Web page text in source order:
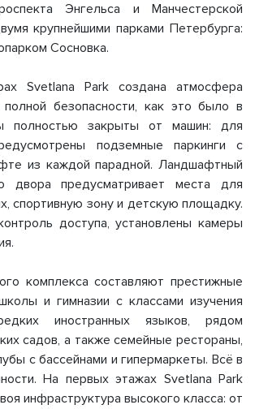
Энгельса и Манчестерской
крупнейшими парками Петербурга:
Сосновка.
Svetlana Park создана атмосфера
полной безопасности, как это было в
полностью закрыты от машин: для
подземные паркинги с
из каждой парадной. Ландшафтный
двора предусматривает места для
спортивную зону и детскую площадку.
доступа, установлены камеры
комплекса составляют престижные
и гимназии с классами изучения
иностранных языков, рядом
садов, а также семейные рестораны,
с бассейнами и гипермаркеты. Всё в
На первых этажах Svetlana Park
инфраструктура высокого класса: от